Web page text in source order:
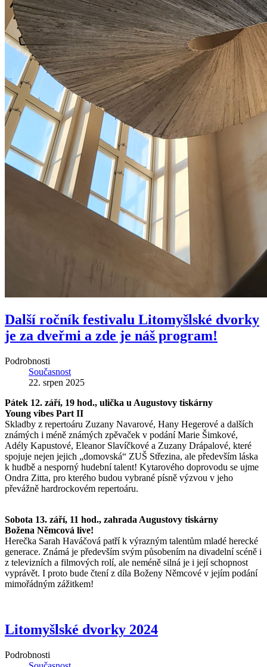
Další ročník festivalu Litomyšlské dvorky
je za dveřmi a zde je náš program!
Podrobnosti
Současnost
22. srpen 2025
Pátek 12. září, 19 hod., ulička u Augustovy tiskárny
Young vibes Part II
Skladby z repertoáru Zuzany Navarové, Hany Hegerové a dalších
známých i méně známých zpěvaček v podání Marie Šimkové,
Adély Kapustové, Eleanor Slavíčkové a Zuzany Drápalové, které
spojuje nejen jejich „domovská“ ZUŠ Střezina, ale především láska
k hudbě a nesporný hudební talent! Kytarového doprovodu se ujme
Ondra Zitta, pro kterého budou vybrané písně výzvou v jeho
převážně hardrockovém repertoáru.
Sobota 13. září, 11 hod., zahrada Augustovy tiskárny
Božena Němcová live!
Herečka Sarah Haváčová patří k výrazným talentům mladé herecké
generace. Známá je především svým působením na divadelní scéně i
z televizních a filmových rolí, ale neméně silná je i její schopnost
vyprávět. I proto bude čtení z díla Boženy Němcové v jejím podání
mimořádným zážitkem!
Litomyšlské dvorky 2024
Podrobnosti